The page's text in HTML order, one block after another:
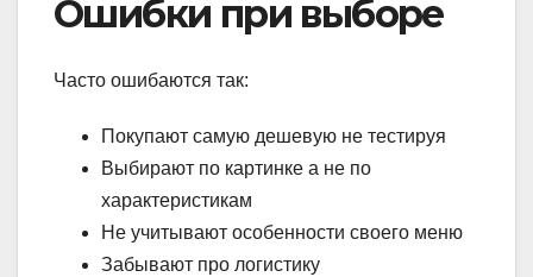
Ошибки при выборе
Часто ошибаются так:
Покупают самую дешевую не тестируя
Выбирают по картинке а не по
характеристикам
Не учитывают особенности своего меню
Забывают про логистику